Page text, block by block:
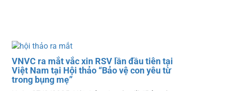
VNVC ra mắt vắc xin RSV lần đầu tiên tại
Việt Nam tại Hội thảo “Bảo vệ con yêu từ
trong bụng mẹ”